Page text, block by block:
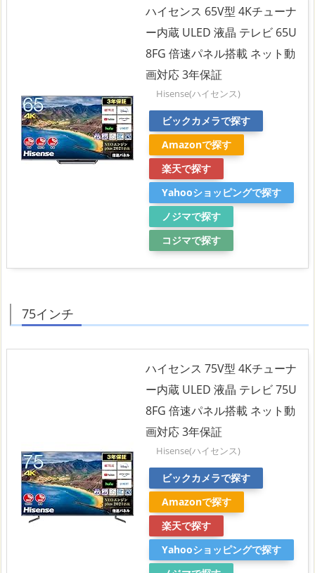
ハイセンス 65V型 4Kチューナ
ー内蔵 ULED 液晶 テレビ 65U
8FG 倍速パネル搭載 ネット動
画対応 3年保証
Hisense(ハイセンス)
ビックカメラで探す
Amazonで探す
楽天で探す
Yahooショッピングで探す
ノジマで探す
コジマで探す
75インチ
ハイセンス 75V型 4Kチューナ
ー内蔵 ULED 液晶 テレビ 75U
8FG 倍速パネル搭載 ネット動
画対応 3年保証
Hisense(ハイセンス)
ビックカメラで探す
Amazonで探す
楽天で探す
Yahooショッピングで探す